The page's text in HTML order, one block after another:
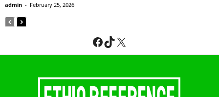
admin - February 25, 2026
Facebook
TikTok
X